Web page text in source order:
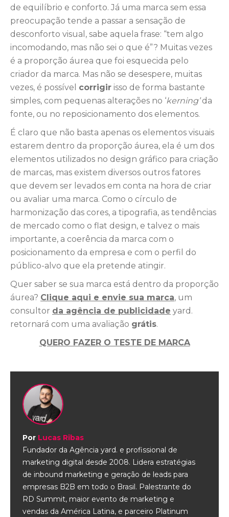
de equilíbrio e conforto. Já uma marca sem essa
preocupação tende a passar a sensação de
desconforto visual, sabe aquela frase: “tem algo
incomodando, mas não sei o que é”? Muitas vezes
é a proporção áurea que foi esquecida pelo
criador da marca. Mas não se desespere, muitas
vezes, é possível corrigir isso de forma bastante
simples, com pequenas alterações no ‘kerning’da
fonte, ou no reposicionamento dos elementos.
É claro que não basta apenas os elementos visuais
estarem dentro da proporção áurea, ela é um dos
elementos utilizados no design gráfico para criação
de marcas, mas existem diversos outros fatores
que devem ser levados em conta na hora de criar
ou avaliar uma marca. Como o círculo de
harmonização das cores, a tipografia, as tendências
de mercado como o flat design, e talvez o mais
importante, a coerência da marca com o
posicionamento da empresa e com o perfil do
público-alvo que ela pretende atingir.
Quer saber se sua marca está dentro da proporção
áurea? Clique aqui e envie sua marca, um
consultor da agência de publicidade yard.
retornará com uma avaliação grátis.
QUERO FAZER O TESTE DE MARCA
Por Lucas Ribas
Fundador da Agência yard. e profissional de
marketing digital desde 2008. Lidera estratégias
de inbound marketing e geração de leads para
empresas B2B em todo o Brasil. Palestrante do
RD Summit, maior evento de marketing e
vendas da América Latina, e parceiro Platinum